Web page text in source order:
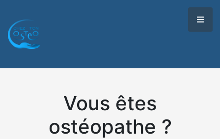
Vous êtes
ostéopathe ?